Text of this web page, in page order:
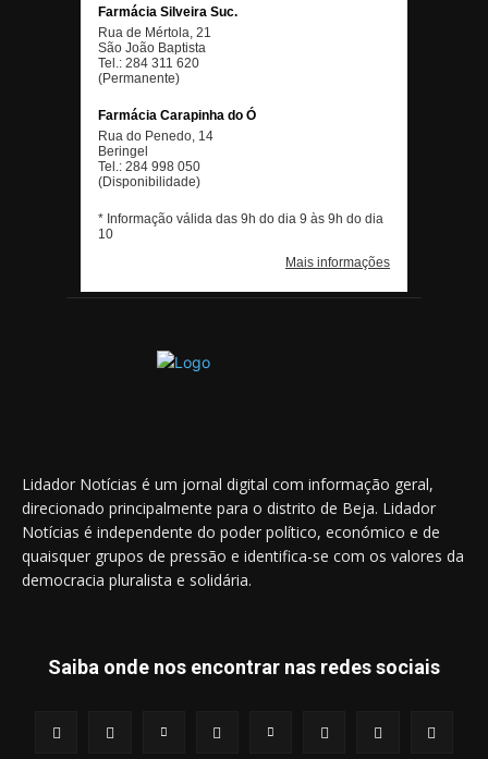
Lidador Notícias é um jornal digital com informação geral,
direcionado principalmente para o distrito de Beja. Lidador
Notícias é independente do poder político, económico e de
quaisquer grupos de pressão e identifica-se com os valores da
democracia pluralista e solidária.
Saiba onde nos encontrar nas redes sociais